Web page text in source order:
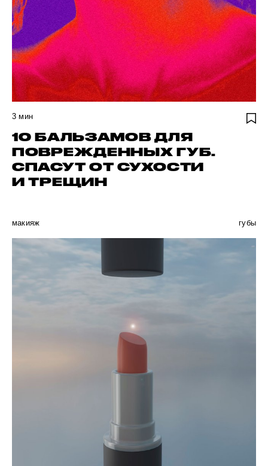
3 мин
10 БАЛЬЗАМОВ ДЛЯ
ПОВРЕЖДЕННЫХ ГУБ.
СПАСУТ ОТ СУХОСТИ
И ТРЕЩИН
макияж губы